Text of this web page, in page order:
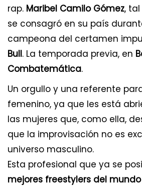
rap. Maribel Camilo Gómez,
se consagró en su país
campeona del certamen
Bull. La temporada previa, en
Combatemática.
Un orgullo y una referente
femenino, ya que les está
las mujeres que, como ella,
que la improvisación no es
universo masculino.
Esta profesional que ya se
mejores freestylers del mundo